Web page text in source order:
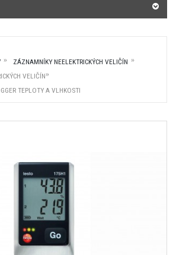
ZÁZNAMNÍKY NEELEKTRICKÝCH VELIČÍN
VELIČÍN
TEPLOTY A VLHKOSTI